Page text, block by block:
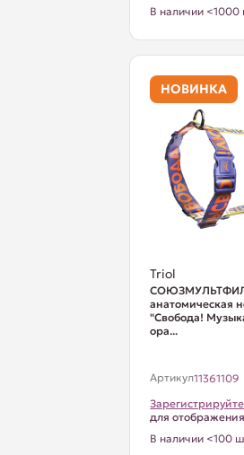
В наличии <1000
НОВИНКА
Triol
анатомическая
"Свобода!
ора...
Артикул11361109
для
В наличии <100